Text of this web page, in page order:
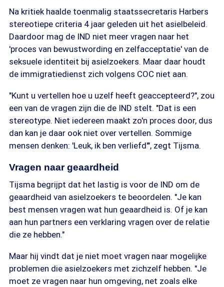
Na kritiek haalde toenmalig staatssecretaris Harbers
stereotiepe criteria 4 jaar geleden uit het asielbeleid.
Daardoor mag de IND niet meer vragen naar het
'proces van bewustwording en zelfacceptatie' van de
seksuele identiteit bij asielzoekers. Maar daar houdt
de immigratiedienst zich volgens COC niet aan.
"Kunt u vertellen hoe u uzelf heeft geaccepteerd?", zou
een van de vragen zijn die de IND stelt. "Dat is een
stereotype. Niet iedereen maakt zo'n proces door, dus
dan kan je daar ook niet over vertellen. Sommige
mensen denken: 'Leuk, ik ben verliefd'", zegt Tijsma.
Vragen naar geaardheid
Tijsma begrijpt dat het lastig is voor de IND om de
geaardheid van asielzoekers te beoordelen. "Je kan
best mensen vragen wat hun geaardheid is. Of je kan
aan hun partners een verklaring vragen over de relatie
die ze hebben."
Maar hij vindt dat je niet moet vragen naar mogelijke
problemen die asielzoekers met zichzelf hebben. "Je
moet ze vragen naar hun omgeving, net zoals elke